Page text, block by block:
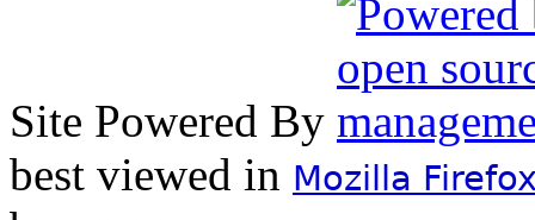
Site Powered By
best viewed in Mozilla